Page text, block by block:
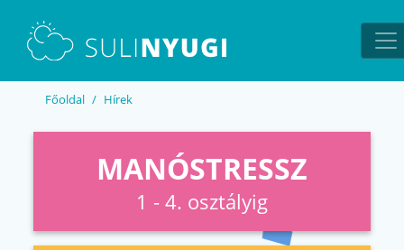
Főoldal Hírek
MANÓSTRESSZ
1 - 4. osztályig